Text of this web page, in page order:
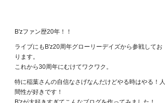
B'zファン歴20年！！
ライブにもB'z20周年グローリーデイズから参戦してお
ります。
これから30周年にむけてワクワク。
特に稲葉さんの自信なさげなんだけどやる時はやる！人
間性が好きです！